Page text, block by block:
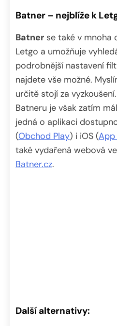
Batner – nejblíže k
Batner se také v mnoha
Letgo a umožňuje
podrobnější nastavení
najdete vše možné.
určitě stojí za
Batneru je však zatím
jedná o aplikaci
(Obchod Play) i iOS (
také vydařená webová
Batner.cz.
Další alternativy: